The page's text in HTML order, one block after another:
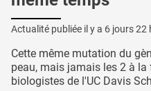
Actualité publiée il y a 6 jours 22
Cette même mutation du
peau, mais jamais les 2 à la
biologistes de l'UC Davis